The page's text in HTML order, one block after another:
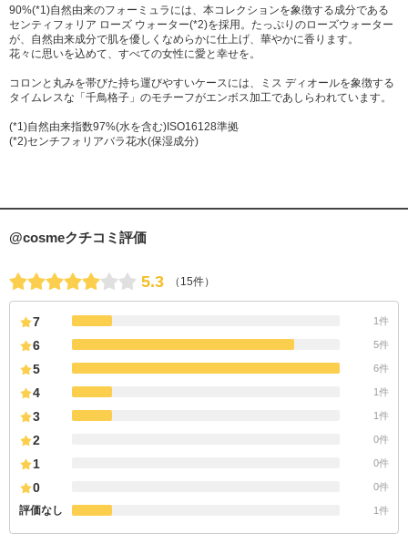
90%(*1)自然由来のフォーミュラには、本コレクションを象徴する成分である
センティフォリア ローズ ウォーター(*2)を採用。たっぷりのローズウォーター
が、自然由来成分で肌を優しくなめらかに仕上げ、華やかに香ります。
花々に思いを込めて、すべての女性に愛と幸せを。
コロンと丸みを帯びた持ち運びやすいケースには、ミス ディオールを象徴する
タイムレスな「千鳥格子」のモチーフがエンボス加工であしらわれています。
(*1)自然由来指数97%(水を含む)ISO16128準拠
(*2)センチフォリアバラ花水(保湿成分)
@cosmeクチコミ評価
5.3 （15件）
7 1件
6 5件
5 6件
4 1件
3 1件
2 0件
1 0件
0 0件
評価なし 1件